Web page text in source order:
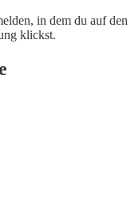
in dem du auf den
klickst.